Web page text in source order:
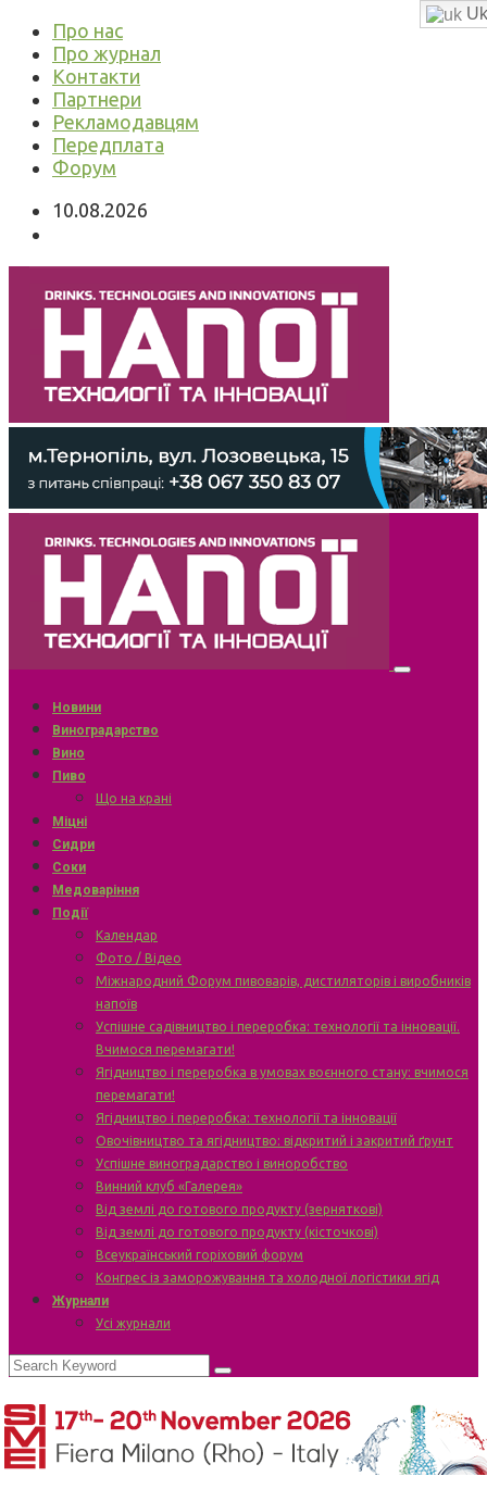
Про нас
Про журнал
Контакти
Партнери
Рекламодавцям
Передплата
Форум
10.08.2026
Новини
Виноградарство
Вино
Пиво
Що на крані
Міцні
Сидри
Соки
Медоваріння
Події
Календар
Фото / Відео
Міжнародний Форум пивоварів, дистиляторів і виробників
напоїв
Успішне садівництво і переробка: технології та інновації.
Вчимося перемагати!
Ягідництво і переробка в умовах воєнного стану: вчимося
перемагати!
Ягідництво і переробка: технології та інновації
Овочівництво та ягідництво: відкритий і закритий ґрунт
Успішне виноградарство і виноробство
Винний клуб «Галерея»
Від землі до готового продукту (зерняткові)
Від землі до готового продукту (кісточкові)
Всеукраїнський горіховий форум
Конгрес із заморожування та холодної логістики ягід
Журнали
Усі журнали